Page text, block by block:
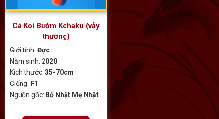
Cá Koi Bướm Kohaku (vảy
thường)
Giới tính: Đực
Năm sinh: 2020
Kích thước: 35-70cm
Giống: F1
Nguồn gốc: Bố Nhật Mẹ Nhật